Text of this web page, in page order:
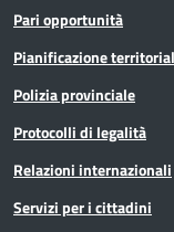
Pari opportunità
Pianificazione
Polizia provinciale
Protocolli di legalità
Relazioni internazionali
Servizi per i cittadini